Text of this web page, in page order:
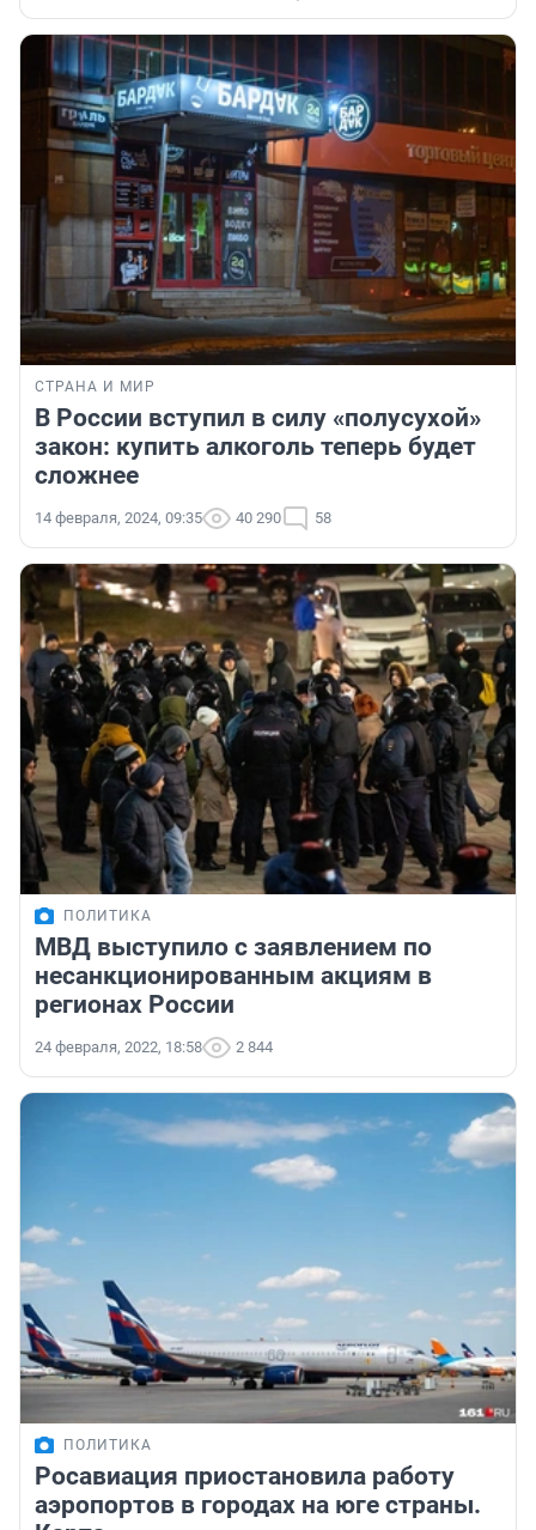
СТРАНА И МИР
В России вступил в силу «полусухой»
закон: купить алкоголь теперь будет
сложнее
14 февраля, 2024, 09:35 40 290 58
ПОЛИТИКА
МВД выступило с заявлением по
несанкционированным акциям в
регионах России
24 февраля, 2022, 18:58 2 844
ПОЛИТИКА
Росавиация приостановила работу
аэропортов в городах на юге страны.